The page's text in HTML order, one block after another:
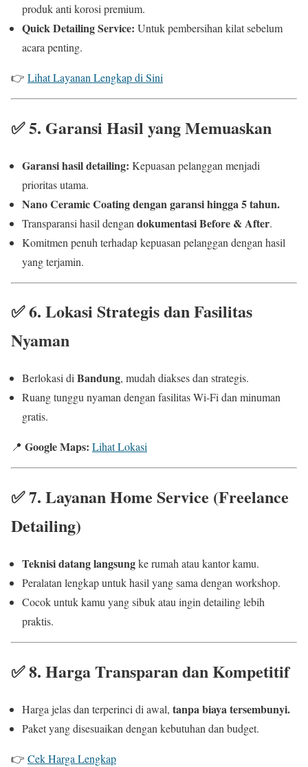
produk anti korosi premium.
Quick Detailing Service: Untuk pembersihan kilat sebelum
acara penting.
👉 Lihat Layanan Lengkap di Sini
✅5. Garansi Hasil yang Memuaskan
Garansi hasil detailing: Kepuasan pelanggan menjadi
prioritas utama.
Nano Ceramic Coating dengan garansi hingga 5 tahun.
Transparansi hasil dengan dokumentasi Before & After.
Komitmen penuh terhadap kepuasan pelanggan dengan hasil
yang terjamin.
✅6. Lokasi Strategis dan Fasilitas
Nyaman
Berlokasi diBandung, mudah diakses dan strategis.
Ruang tunggu nyaman dengan fasilitas Wi-Fi dan minuman
gratis.
📍 Google Maps: Lihat Lokasi
✅7. Layanan Home Service (Freelance
Detailing)
Teknisi datang langsungke rumah atau kantor kamu.
Peralatan lengkap untuk hasil yang sama dengan workshop.
Cocok untuk kamu yang sibuk atau ingin detailing lebih
praktis.
✅8. Harga Transparan dan Kompetitif
Harga jelas dan terperinci di awal, tanpa biaya tersembunyi.
Paket yang disesuaikan dengan kebutuhan dan budget.
👉 Cek Harga Lengkap